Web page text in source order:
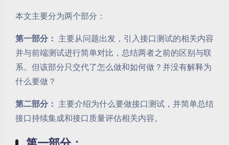
本文主要分为两个部分：
第一部分： 主要从问题出发，引入接口测试的相关内容
并与前端测试进行简单对比，总结两者之前的区别与联
系。但该部分只交代了怎么做和如何做？并没有解释为
什么要做？
第二部分： 主要介绍为什么要做接口测试，并简单总结
接口持续集成和接口质量评估相关内容。